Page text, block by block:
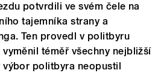
potvrdili ve svém čele na
tajemníka strany a
Ten provedl v politbyru
téměř všechny nejbližší
politbyra neopustil